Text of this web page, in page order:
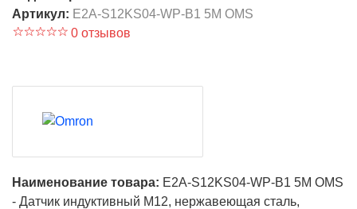
Артикул: E2A-S12KS04-WP-B1 5M OMS
0 отзывов
Наименование товара: E2A-S12KS04-WP-B1 5M OMS
- Датчик индуктивный M12, нержавеющая сталь,